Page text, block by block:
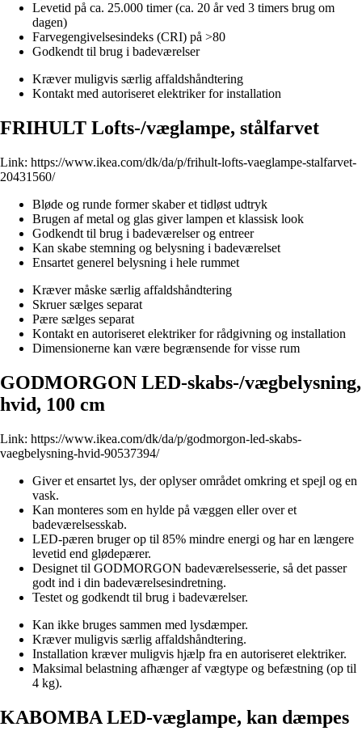
Levetid på ca. 25.000 timer (ca. 20 år ved 3 timers brug om
dagen)
Farvegengivelsesindeks (CRI) på >80
Godkendt til brug i badeværelser
Kræver muligvis særlig affaldshåndtering
Kontakt med autoriseret elektriker for installation
FRIHULT Lofts-/væglampe, stålfarvet
Link: https://www.ikea.com/dk/da/p/frihult-lofts-vaeglampe-stalfarvet-
20431560/
Bløde og runde former skaber et tidløst udtryk
Brugen af metal og glas giver lampen et klassisk look
Godkendt til brug i badeværelser og entreer
Kan skabe stemning og belysning i badeværelset
Ensartet generel belysning i hele rummet
Kræver måske særlig affaldshåndtering
Skruer sælges separat
Pære sælges separat
Kontakt en autoriseret elektriker for rådgivning og installation
Dimensionerne kan være begrænsende for visse rum
GODMORGON LED-skabs-/vægbelysning,
hvid, 100 cm
Link: https://www.ikea.com/dk/da/p/godmorgon-led-skabs-
vaegbelysning-hvid-90537394/
Giver et ensartet lys, der oplyser området omkring et spejl og en
vask.
Kan monteres som en hylde på væggen eller over et
badeværelsesskab.
LED-pæren bruger op til 85% mindre energi og har en længere
levetid end glødepærer.
Designet til GODMORGON badeværelsesserie, så det passer
godt ind i din badeværelsesindretning.
Testet og godkendt til brug i badeværelser.
Kan ikke bruges sammen med lysdæmper.
Kræver muligvis særlig affaldshåndtering.
Installation kræver muligvis hjælp fra en autoriseret elektriker.
Maksimal belastning afhænger af vægtype og befæstning (op til
4 kg).
KABOMBA LED-væglampe, kan dæmpes